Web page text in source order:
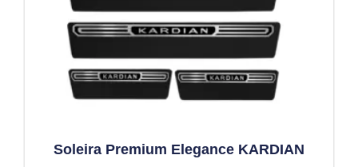
Soleira Premium Elegance KARDIAN